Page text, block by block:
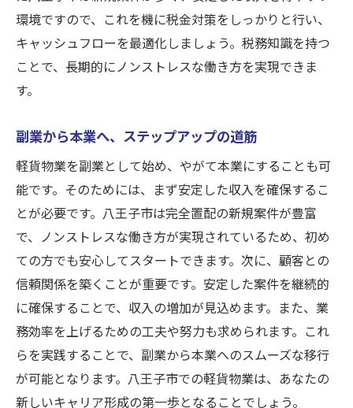
環境ですので、これを機に税金対策をしっかりと行い、
キャッシュフローを最適化しましょう。税務知識を持つ
ことで、長期的にノンストレスな働き方を実現できま
す。
副業から本業へ、ステップアップの道筋
軽貨物業を副業として始め、やがて本業にすることも可
能です。そのためには、まず安定した収入を確保するこ
とが必要です。八王子市は完全置配の新規案件が豊富
で、ノンストレスな働き方が実現されているため、初め
ての方でも安心してスタートできます。次に、顧客との
信頼関係を築くことが重要です。安定した案件を継続的
に確保することで、収入の増加が見込めます。また、業
務効率を上げるための工夫や努力も求められます。これ
らを実践することで、副業から本業へのスムーズな移行
が可能となります。八王子市での軽貨物業は、あなたの
新しいキャリア形成の第一歩となることでしょう。